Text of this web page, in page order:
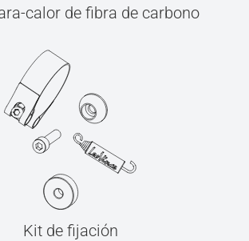
calor de fibra de carbono
Kit de fijación